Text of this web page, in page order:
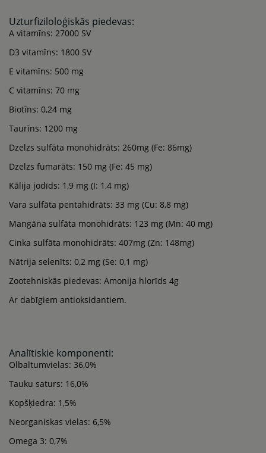
Uzturfiziloloģiskās piedevas:
A vitamīns: 27000 SV
D3 vitamīns: 1800 SV
E vitamīns: 500 mg
C vitamīns: 70 mg
Biotīns: 0,24 mg
Taurīns: 1200 mg
Dzelzs sulfāta monohidrāts: 260mg (Fe: 86mg)
Dzelzs fumarāts: 150 mg (Fe: 45 mg)
Kālija jodīds: 1,9 mg (I: 1,4 mg)
Vara sulfāta pentahidrāts: 33 mg (Cu: 8,8 mg)
Mangāna sulfāta monohidrāts: 123 mg (Mn: 40 mg)
Cinka sulfāta monohidrāts: 407mg (Zn: 148mg)
Nātrija selenīts: 0,2 mg (Se: 0,1 mg)
Zootehniskās piedevas: Amonija hlorīds 4g
Ar dabīgiem antioksidantiem.
Analītiskie komponenti:
Olbaltumvielas: 36,0%
Tauku saturs: 16,0%
Kopšķiedra: 1,5%
Neorganiskas vielas: 6,5%
Omega 3: 0,7%